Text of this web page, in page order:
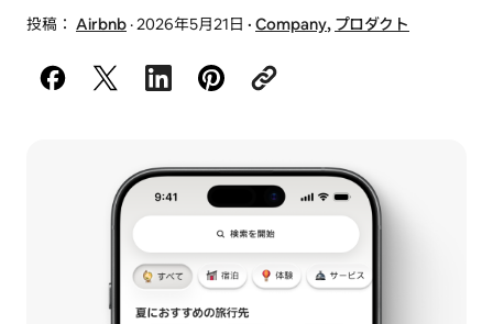
投稿： Airbnb ·2026年5月21日 · Company, プロダクト